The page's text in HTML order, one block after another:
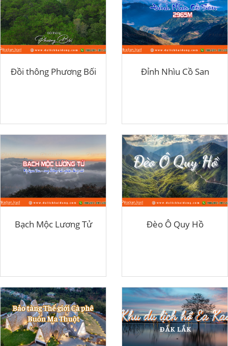
Đồi thông Phương Bối Đỉnh Nhìu Cồ San
Bạch Mộc Lương Tử Đèo Ô Quy Hồ